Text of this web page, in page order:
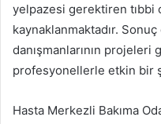
yelpazesi gerektiren tıbbi
kaynaklanmaktadır.
danışmanlarının
profesyonellerle etkin bir
Hasta Merkezli Bakıma